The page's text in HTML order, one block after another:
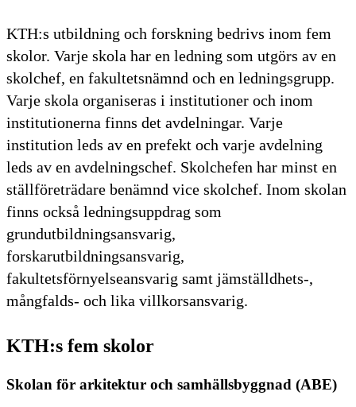
KTH:s utbildning och forskning bedrivs inom fem
skolor. Varje skola har en ledning som utgörs av en
skolchef, en fakultetsnämnd och en ledningsgrupp.
Varje skola organiseras i institutioner och inom
institutionerna finns det avdelningar. Varje
institution leds av en prefekt och varje avdelning
leds av en avdelningschef. Skolchefen har minst en
ställföreträdare benämnd vice skolchef. Inom skolan
finns också ledningsuppdrag som
grundutbildningsansvarig,
forskarutbildningsansvarig,
fakultetsförnyelseansvarig samt jämställdhets-,
mångfalds- och lika villkorsansvarig.
KTH:s fem skolor
Skolan för arkitektur och samhällsbyggnad (ABE)